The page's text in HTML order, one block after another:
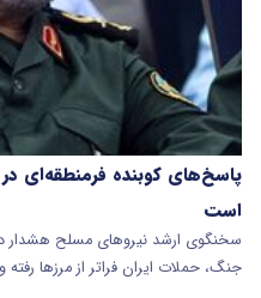
پاسخ‌های کوبنده فرمنطقه‌ای
است
سخنگوی ارشد نیروهای مسلح هشدار
جنگ، حملات ایران فراتر از مرزها رفته